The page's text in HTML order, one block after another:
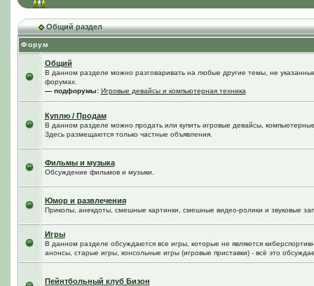
Общий раздел
Форум
Общий
В данном разделе можно разговаривать на любые другие темы, не
форумах.
— подфорумы: Игровые девайсы и компьютерная техника
Куплю / Продам
В данном разделе можно продать или купить игровые девайсы,
Здесь размещаются только частные объявления.
Фильмы и музыка
Обсуждение фильмов и музыки.
Юмор и развлечения
Приколы, анекдоты, смешные картинки, смешные видео-ролики и звуковые
Игры
В данном разделе обсуждаются все игры, которые не являются
анонсы, старые игры, консольные игры (игровые приставки) - всё это
Пейнтбольный клуб Бизон